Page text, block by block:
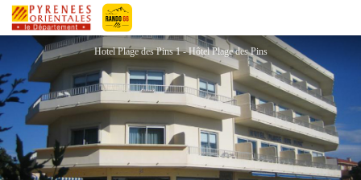
Pyrénées-Orientales Le Département
HOTEL PLAGE DES PINS
Hotel Plage des Pins 1 - Hôtel Plage des Pins